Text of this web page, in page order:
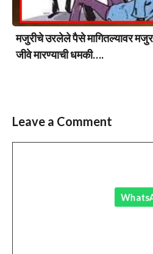
मजुरीचे उरलेले पैसे मागितल्यावर
जीवे मारण्याची धमकी….
Leave a Comment